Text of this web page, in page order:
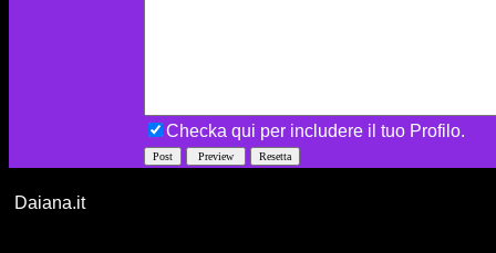
Checka qui per includere il tuo Profilo.
Daiana.it